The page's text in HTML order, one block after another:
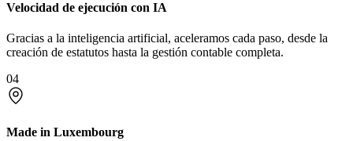
Velocidad de ejecución con IA
Gracias a la inteligencia artificial, aceleramos cada paso, desde la
creación de estatutos hasta la gestión contable completa.
04
Made in Luxembourg